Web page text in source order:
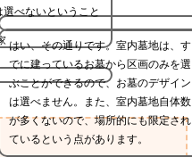
べないということ
はい、その通りです。室内墓地は、す
でに建っているお墓から区画のみを選
ぶことができるので、お墓のデザイン
は選べません。また、室内墓地自体数
が多くないので、場所的にも限定され
ているという点があります。